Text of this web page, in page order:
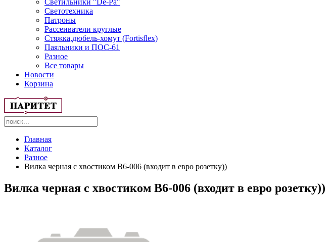
Светотехника
Патроны
Рассеиватели круглые
Стяжка,дюбель-хомут (Fortisflex)
Паяльники и ПОС-61
Разное
Все товары
Новости
Корзина
Главная
Каталог
Разное
Вилка черная с хвостиком В6-006 (входит в евро розетку))
Вилка черная с хвостиком В6-006 (входит в евро розетку))